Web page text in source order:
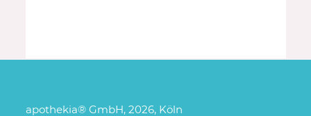
apothekia® GmbH, 2026, Köln